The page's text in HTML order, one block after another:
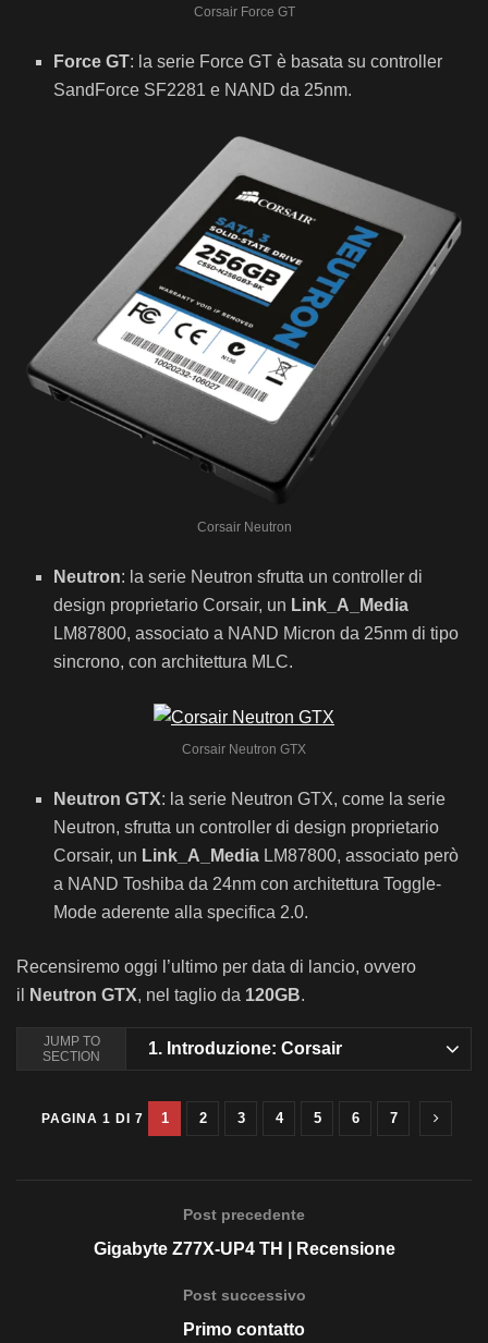
Corsair Force GT
Force GT: la serie Force GT è basata su controller
SandForce SF2281 e NAND da 25nm.
Corsair Neutron
Neutron: la serie Neutron sfrutta un controller di
design proprietario Corsair, un Link_A_Media
LM87800, associato a NAND Micron da 25nm di tipo
sincrono, con architettura MLC.
Corsair Neutron GTX
Neutron GTX: la serie Neutron GTX, come la serie
Neutron, sfrutta un controller di design proprietario
Corsair, un Link_A_Media LM87800, associato però
a NAND Toshiba da 24nm con architettura Toggle-
Mode aderente alla specifica 2.0.
Recensiremo oggi l’ultimo per data di lancio, ovvero
il
Neutron GTX, nel taglio da 120GB.
JUMP TO
SECTION
1. Introduzione: Corsair
PAGINA 1 DI 7 1 2 3 4 5 6 7
Post precedente
Gigabyte Z77X-UP4 TH | Recensione
Post successivo
Primo contatto